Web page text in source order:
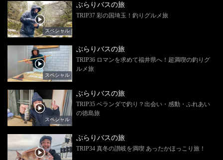
スペシャル
ぶらりバスの旅
TRIP37 彩の国埼玉！釣りグルメ旅
スペシャル
ぶらりバスの旅
TRIP36 ロマンを求めて福井県へ！超満喫の釣りグ
ルメ旅
スペシャル
ぶらりバスの旅
TRIP35 ベランダで釣り？出会い・感動・ふれあい
の徳島旅
ぶらりバスの旅
TRIP34 真冬の讃岐を満喫 あったかほっこり旅！